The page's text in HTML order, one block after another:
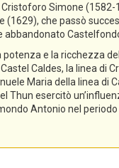
Simone
che passò
e la ricchezza
Caldes, la linea di
Maria della linea
Thun esercitò
Antonio nel